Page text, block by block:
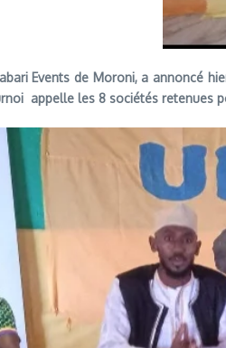
Events de Moroni, a annoncé
appelle les 8 sociétés retenues